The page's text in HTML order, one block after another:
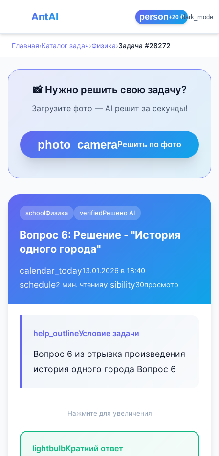
AntAI person+20 ₽dark_mode
Главная›Каталог задач›Физика›Задача #28272
📸 Нужно решить свою задачу?
Загрузите фото — AI решит за секунды!
photo_cameraРешить по фото
schoolФизика verifiedРешено AI
Вопрос 6: Решение - "История
одного города"
calendar_today13.01.2026 в 18:40
schedule2 мин. чтенияvisibility30просмотр
help_outlineУсловие задачи
Вопрос 6 из отрывка произведения
история одного города Вопрос 6
Нажмите для увеличения
lightbulbКраткий ответ